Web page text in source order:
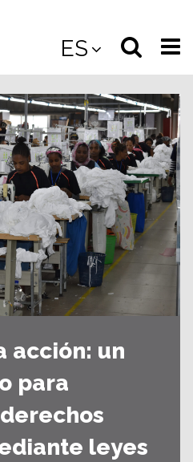
ES
Select
the
site
acción: un
para
leyes